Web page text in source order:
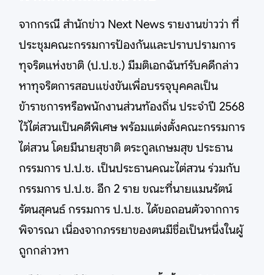
จากกรณี สำนักข่าว Next News รายงานข่าวว่า ที่
ประชุมคณะกรรมการป้องกันและปราบปรามการ
ทุจริตแห่งชาติ (ป.ป.ช.) มีมติเอกฉันท์รับคดีกล่าว
หาทุจริตการสอบแข่งขันเพื่อบรรจุบุคคลเป็น
ข้าราชการหรือพนักงานส่วนท้องถิ่น ประจำปี 2568
ไว้ไต่สวนเป็นคดีพิเศษ พร้อมแต่งตั้งคณะกรรมการ
ไต่สวน โดยมีนายสุชาติ ตระกูลเกษมสุข ประธาน
กรรมการ ป.ป.ช. เป็นประธานคณะไต่สวน ร่วมกับ
กรรมการ ป.ป.ช. อีก 2 ราย ขณะที่นายแมนรัตน์
รัตนสุคนธ์ กรรมการ ป.ป.ช. ได้ขอถอนตัวจากการ
พิจารณา เนื่องจากภรรยาของตนมีชื่อเป็นหนึ่งในผู้
ถูกกล่าวหา